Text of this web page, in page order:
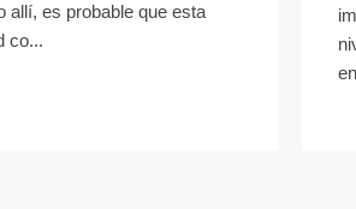
allí, es probable que esta
co...